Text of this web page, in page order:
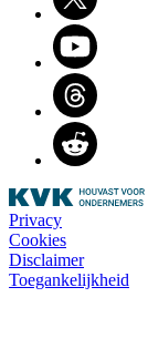
Youtube
Threads
Reddit
Privacy
Cookies
Disclaimer
Toegankelijkheid